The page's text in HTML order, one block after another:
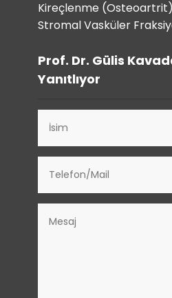
Kireçlenme
Stromal Vasküler
Prof. Dr. Gülis
Yanıtlıyor